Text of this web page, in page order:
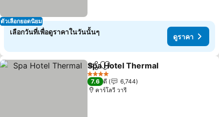
ตัวเลือกยอดนิยม
เลือกวันที่เพื่อดูราคาในวันนั้นๆ
ดูราคา
แชร์ เพิ่มในรายการโปรด
Spa Hotel Thermal
4 ดาว
7.6 ดี
6,744
คาร์โลวี วารี